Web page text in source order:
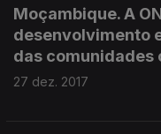
Moçambique. A
desenvolvimento
das comunidades
27 dez. 2017